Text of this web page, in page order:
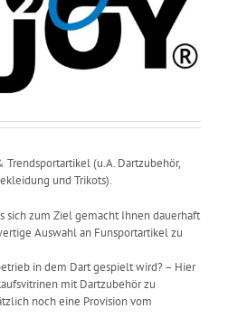
Trendsportartikel (u.A. Dartzubehör,
und Trikots).
sich zum Ziel gemacht Ihnen dauerhaft
Auswahl an Funsportartikel zu
in dem Dart gespielt wird? – Hier
mit Dartzubehör zu
noch eine Provision vom